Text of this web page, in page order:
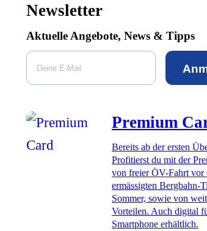
Newsletter
Aktuelle Angebote, News & Tipps
Premium
Bereits ab der ersten
Profitierst du mit der
von freier ÖV-Fahrt vor
ermässigten Bergbahn-
Sommer, sowie von
Vorteilen. Auch digital
Smartphone erhältlich.